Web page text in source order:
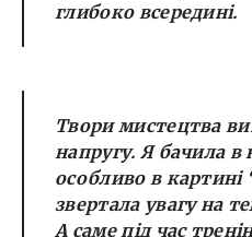
глибоко всередині.
Твори мистецтва
напругу. Я бачила в
особливо в
звертала увагу на
А саме під час